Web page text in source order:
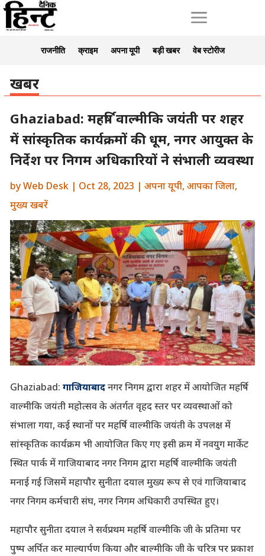
a
राजनीति क्राइम अपना यूपी बड़ी खबर वेब स्टोरीज
खबर
Ghaziabad: महर्षि वाल्मीकि जयंती पर शहर
में सांस्कृतिक कार्यक्रमों की धूम, नगर आयुक्त के
निर्देश पर निगम अधिकारियों ने संभाली व्यवस्था
byWeb Desk| Oct 28, 2023 | अपना यूपी,आपका जिला,
मुख्य खबरें
Ghaziabad: गाजियाबादनगर निगम द्वारा शहर में आयोजित महर्षि
वाल्मीकि जयंती महोत्सव के अंतर्गत वृहद स्तर पर व्यवस्थाओं को
संभाला गया, कई स्थानों पर महर्षि वाल्मीकि जयंती के उपलक्ष में
सांस्कृतिक कार्यक्रम भी आयोजित किए गए इसी क्रम में नवयुग मार्केट
स्थित पार्क में गाजियाबाद नगर निगम द्वारा महर्षि वाल्मीकि जयंती
मनाई गई जिसमें महापौर सुनीता दयाल मुख्य रूप से एवं गाजियाबाद
नगर निगम कर्मचारी संघ, नगर निगम अधिकारी उपस्थित हुए।
महापौर सुनीता दयाल ने सर्वप्रथम महर्षि वाल्मीकि जी के प्रतिमा पर
पुष्प अर्पित कर माल्यार्पण किया और बाल्मीकि जी के चरित्र पर प्रकाश